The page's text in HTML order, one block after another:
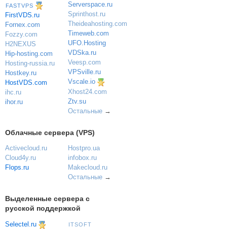
FASTVPS
FirstVDS.ru
Fornex.com
Fozzy.com
H2NEXUS
Hip-hosting.com
Hosting-russia.ru
Hostkey.ru
HostVDS.com
ihc.ru
ihor.ru
Serverspace.ru
Sprinthost.ru
Theideahosting.com
Timeweb.com
UFO.Hosting
VDSka.ru
Veesp.com
VPSville.ru
Vscale.io
Xhost24.com
Ztv.su
Остальные→
Облачные сервера (VPS)
Activecloud.ru
Cloud4y.ru
Flops.ru
Hostpro.ua
infobox.ru
Makecloud.ru
Остальные→
Выделенные сервера с
русской поддержкой
Selectel.ru
ITSOFT